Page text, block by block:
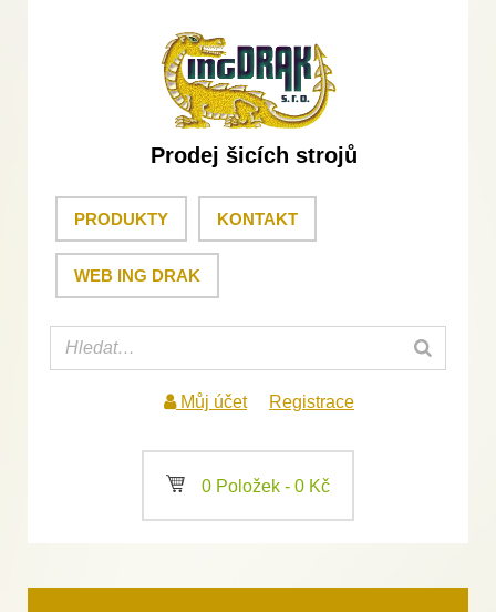
Prodej šicích strojů
PRODUKTY KONTAKT
WEB ING DRAK
Můj účet Registrace
a 0 Položek - 0 Kč